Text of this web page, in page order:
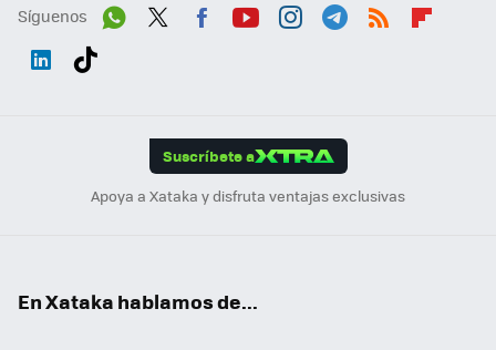
Síguenos
Suscríbete a
Apoya a Xataka y disfruta ventajas exclusivas
En Xataka hablamos de...